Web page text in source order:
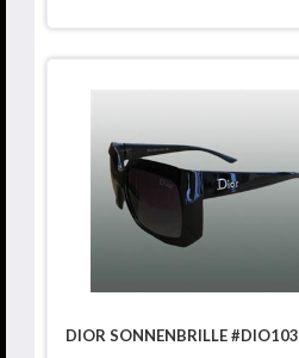
DIOR SONNENBRILLE #DIO103